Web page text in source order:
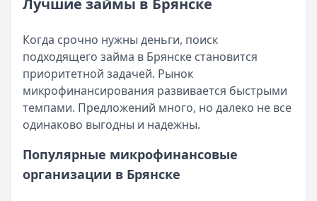
Читать статью
Все статьи
Возврат переплаты в «Займере»: актуальная
Опубликовано:5 декабря 2025 г.
Категория:МФО
Читать новость
Срочный микрозайм 15 000 ₽ на карту: свежая
Кратко:Нужны 15 000 рублей на карту прямо сегодня?
Опубликовано:5 декабря 2025 г.
Читать новость
Рекордный рост доли клиентов МФО с iPhone: что
Лучшие займы в Брянске
Когда срочно нужны деньги, поиск
подходящего займа в Брянске становится
приоритетной задачей. Рынок
микрофинансирования развивается быстрыми
темпами. Предложений много, но далеко не все
одинаково выгодны и надежны.
Популярные микрофинансовые
организации в Брянске